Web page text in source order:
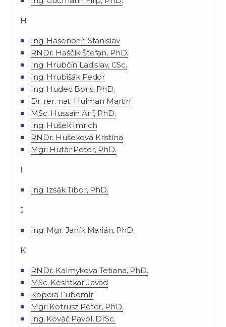
H
Ing. Hasenöhrl Stanislav
RNDr. Haščík Štefan, PhD.
Ing. Hrubčín Ladislav, CSc.
Ing. Hrubišák Fedor
Ing. Hudec Boris, PhD.
Dr. rer. nat. Hulman Martin
MSc. Hussain Arif, PhD.
Ing. Hušek Imrich
RNDr. Hušeková Kristína
Mgr. Hutár Peter, PhD.
I
Ing. Izsák Tibor, PhD.
J
Ing. Mgr. Janík Marián, PhD.
K
RNDr. Kalmykova Tetiana, PhD.
MSc. Keshtkar Javad
Kopera Ľubomír
Mgr. Kotrusz Peter, PhD.
Ing. Kováč Pavol, DrSc.